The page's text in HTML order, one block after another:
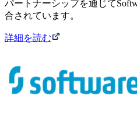
パートナーシップを通じて
合されています。
詳細を読む